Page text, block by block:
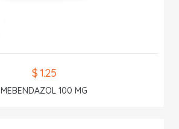
$ 1.25
MEBENDAZOL 100 MG